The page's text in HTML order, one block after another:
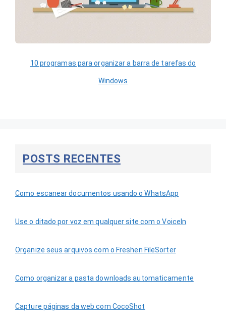
10 programas para organizar a barra de tarefas do
Windows
POSTS RECENTES
Como escanear documentos usando o WhatsApp
Use o ditado por voz em qualquer site com o VoiceIn
Organize seus arquivos com o Freshen FileSorter
Como organizar a pasta downloads automaticamente
Capture páginas da web com CocoShot